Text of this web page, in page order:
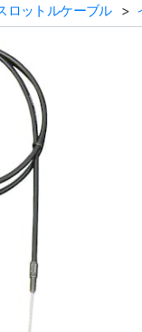
ロットルケーブル